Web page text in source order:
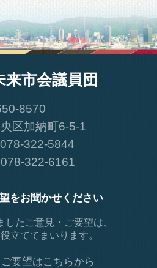
来市会議員団
8570
区加納町6-5-1
078-322-5844
078-322-6161
をお聞かせください
したご意見・ご要望は、
立ててまいります。
要望はこちらから